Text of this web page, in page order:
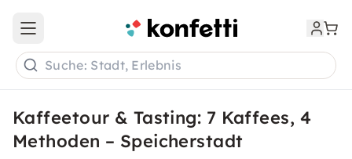
Open main menu
Suche: Stadt, Erlebnis
Kaffeetour & Tasting: 7 Kaffees, 4
Methoden – Speicherstadt